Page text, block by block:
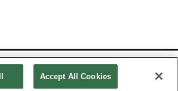
Accept All Cookies